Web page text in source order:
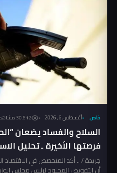
خاص أغسطس 6, 2026 30٬612 مشاهدة
السلاح والفساد يضعان
فرصتها الأخيرة ـ تحليل
جريدة / .. أكد المتخصص في الاقتصاد
أن التفويض الممنوح لرئيس مجلس